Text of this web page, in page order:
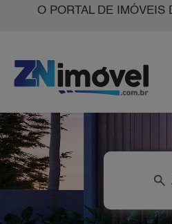
O PORTAL DE IMÓVEIS
search